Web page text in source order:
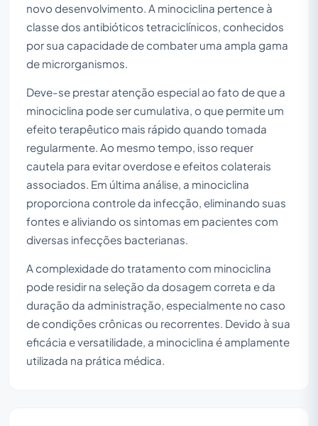
novo desenvolvimento. A minociclina pertence à
classe dos antibióticos tetraciclínicos, conhecidos
por sua capacidade de combater uma ampla gama
de microrganismos.
Deve-se prestar atenção especial ao fato de que a
minociclina pode ser cumulativa, o que permite um
efeito terapêutico mais rápido quando tomada
regularmente. Ao mesmo tempo, isso requer
cautela para evitar overdose e efeitos colaterais
associados. Em última análise, a minociclina
proporciona controle da infecção, eliminando suas
fontes e aliviando os sintomas em pacientes com
diversas infecções bacterianas.
A complexidade do tratamento com minociclina
pode residir na seleção da dosagem correta e da
duração da administração, especialmente no caso
de condições crônicas ou recorrentes. Devido à sua
eficácia e versatilidade, a minociclina é amplamente
utilizada na prática médica.